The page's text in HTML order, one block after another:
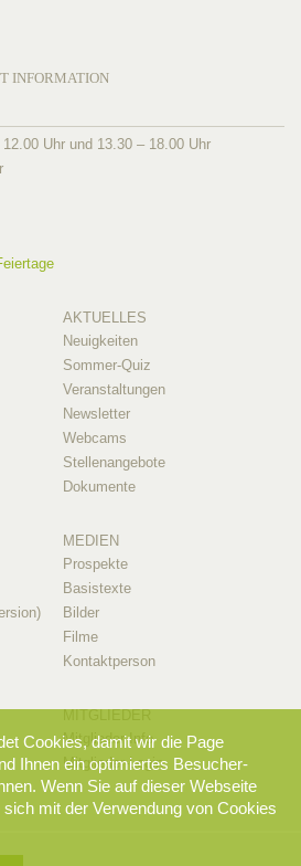
INFORMATION
Uhr und 13.30 – 18.00 Uhr
AKTUELLES
Neuigkeiten
Sommer-Quiz
Veranstaltungen
Newsletter
Webcams
Stellenangebote
Dokumente
MEDIEN
Prospekte
Basistexte
Bilder
Filme
Kontaktperson
Mitglieder-Info
Mitglieder-Login
Cookies, damit wir die Page
Ihnen ein optimiertes Besucher-
Wenn Sie auf dieser Webseite
mit der Verwendung von Cookies